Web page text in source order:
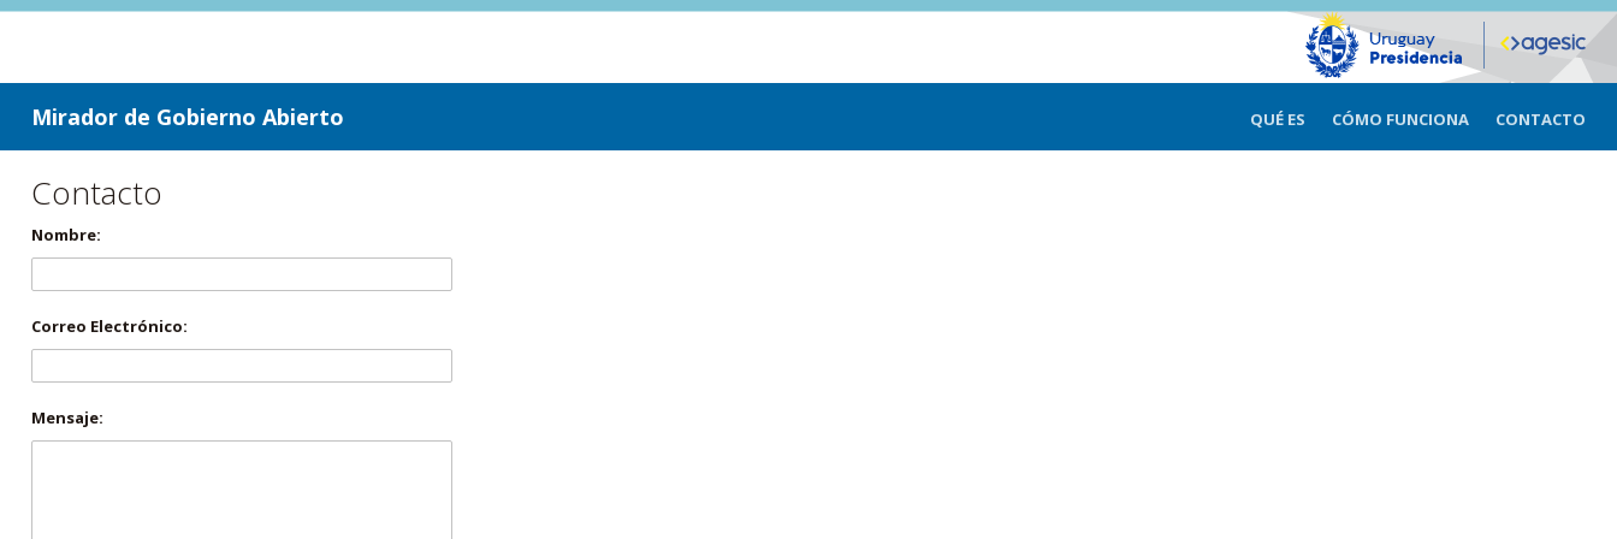
ir a contenido
ir al menú
Mirador de Gobierno Abierto QUÉ ES CÓMO FUNCIONA CONTACTO
Contacto
Nombre:
Correo Electrónico:
Mensaje: